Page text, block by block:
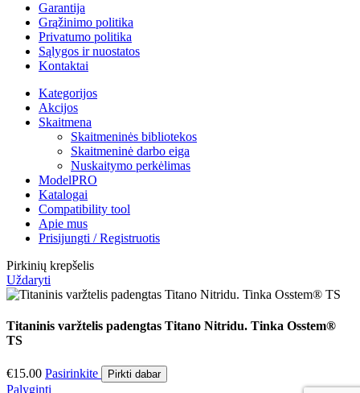
Garantija
Grąžinimo politika
Privatumo politika
Sąlygos ir nuostatos
Kontaktai
Kategorijos
Akcijos
Skaitmena
Skaitmeninės bibliotekos
Skaitmeninė darbo eiga
Nuskaitymo perkėlimas
ModelPRO
Katalogai
Compatibility tool
Apie mus
Prisijungti / Registruotis
Pirkinių krepšelis
Uždaryti
Titaninis varžtelis padengtas Titano Nitridu. Tinka Osstem®
TS
€15.00 Pasirinkite Pirkti dabar
Palyginti